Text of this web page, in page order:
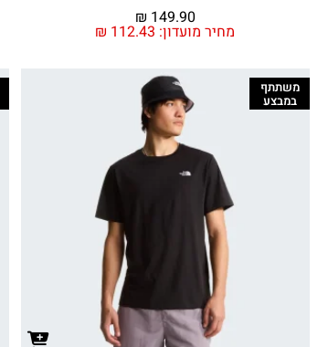
מחיר מועדון: ₪ 112.43
₪ 149.90
משתתף
במבצע